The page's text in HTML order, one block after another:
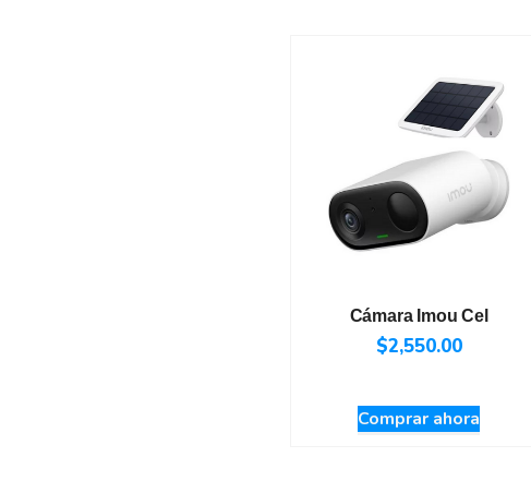
Cámara Imou Cel
$2,550.00
Comprar ahora